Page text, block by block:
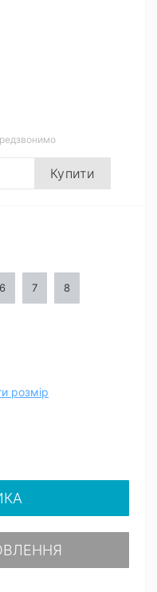
Купити
6 7 8
розмір